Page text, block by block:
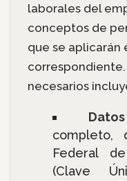
laborales del
conceptos de
que se aplicarán
necesarios
completo,
Federal
(Clave